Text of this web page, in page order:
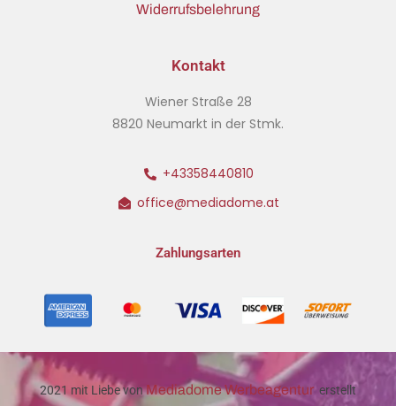
Widerrufsbelehrung
Kontakt
Wiener Straße 28
8820 Neumarkt in der Stmk.
+43358440810
office@mediadome.at
Zahlungsarten
2021 mit Liebe vonMediadome Werbeagentur erstellt